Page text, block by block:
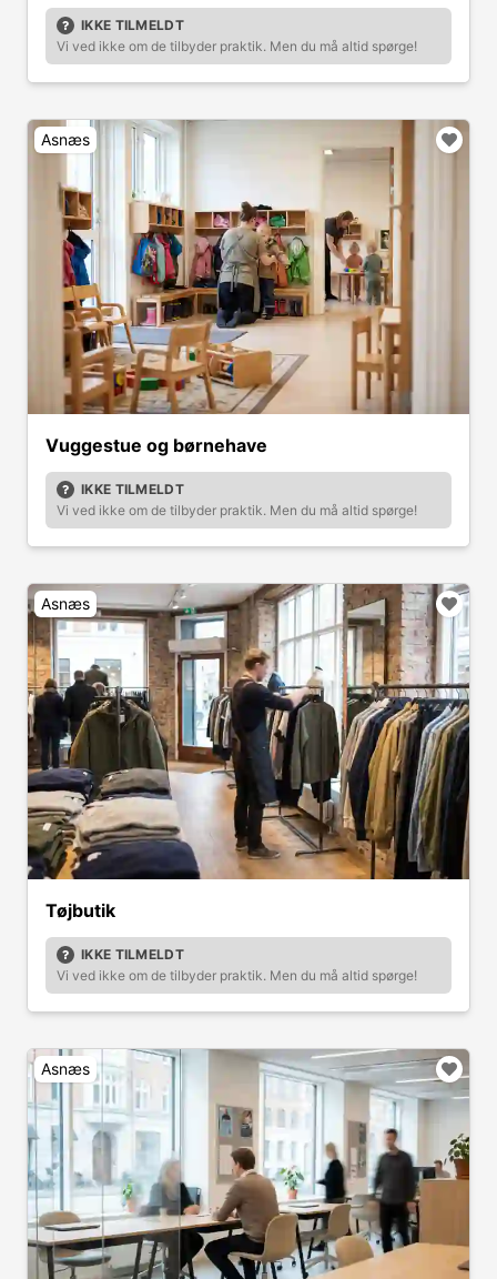
IKKE TILMELDT
Vi ved ikke om de tilbyder praktik. Men du må altid spørge!
Asnæs
Vuggestue og børnehave
IKKE TILMELDT
Vi ved ikke om de tilbyder praktik. Men du må altid spørge!
Asnæs
Tøjbutik
IKKE TILMELDT
Vi ved ikke om de tilbyder praktik. Men du må altid spørge!
Asnæs